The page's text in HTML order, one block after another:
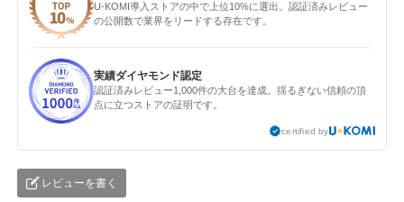
U-KOMI導入ストアの中で上位10%に選出。認証済みレビュー
の公開数で業界をリードする存在です。
実績ダイヤモンド認定
認証済みレビュー1,000件の大台を達成。揺るぎない信頼の頂
点に立つストアの証明です。
certified by
レビューを書く